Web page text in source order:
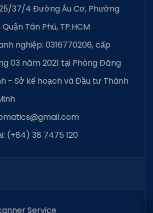
37/4 Đường Âu Cơ, Phường
Tân Phú, TP.HCM
nghiệp: 0316770206, cấp
03 năm 2021 tại Phòng Đăng
- Sở kế hoạch và Đầu tư Thành
(+84) 38 7475 120
Service